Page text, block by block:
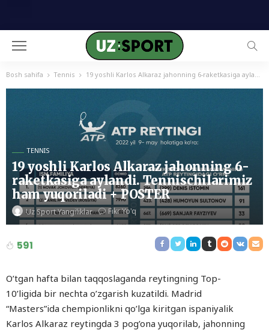
Bosh sahifa Tennis 19 yoshli Karlos Alkaraz jahonning 6-raketkasiga aylandi. Tennischilarimiz ham yuqoriladi + POSTER
TENNIS
19 yoshli Karlos Alkaraz jahonning 6-
raketkasiga aylandi. Tennischilarimiz
ham yuqoriladi + POSTER
Uz Sport Yangiliklar Fikr Yo'q
591
O’tgan hafta bilan taqqoslaganda reytingning Top-
10’ligida bir nechta o’zgarish kuzatildi. Madrid
“Masters”ida chempionlikni qo’lga kiritgan ispaniyalik
Karlos Alkaraz reytingda 3 pog’ona yuqorilab, jahonning